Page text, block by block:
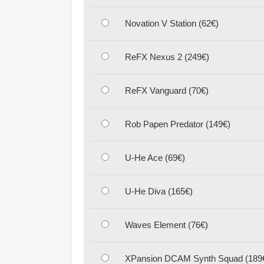
Novation V Station (62€)
ReFX Nexus 2 (249€)
ReFX Vanguard (70€)
Rob Papen Predator (149€)
U-He Ace (69€)
U-He Diva (165€)
Waves Element (76€)
XPansion DCAM Synth Squad